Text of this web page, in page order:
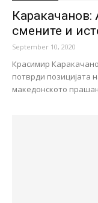
Каракачанов:
смените и
September 10, 2020
Красимир
потврди позицијата
македонското